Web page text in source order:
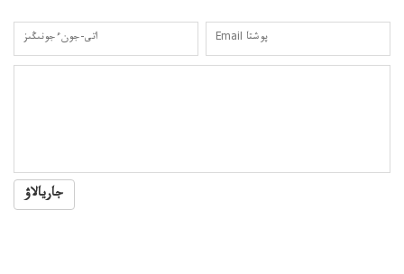
جاريالاۋ